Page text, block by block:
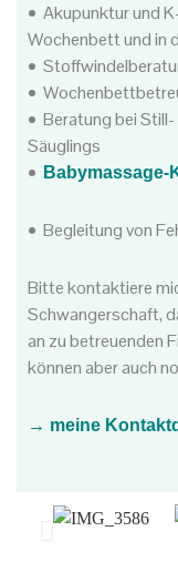
• Akupunktur und
Wochenbett und in
•
•
• Beratung bei
• Babymassage-
• Begleitung von
Bitte kontaktiere
Schwangerschaft,
an zu betreuenden
können aber auch
→ meine